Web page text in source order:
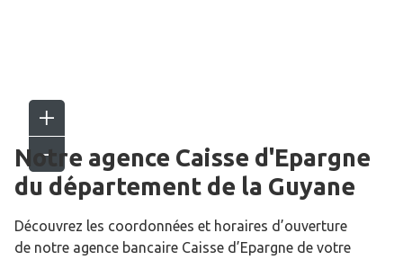
Notre agence Caisse d'Epargne
du département de la Guyane
Découvrez les coordonnées et horaires d’ouverture
de notre agence bancaire Caisse d’Epargne de votre